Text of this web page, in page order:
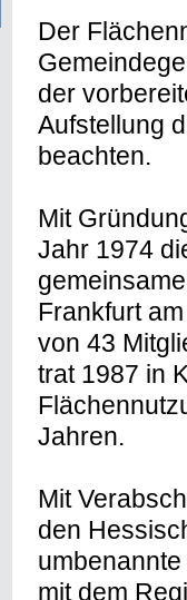
Der
der
Aufstellung
beachten.
Mit
Jahr 1974
Frankfurt
von 43
trat 1987 in
Jahren.
Mit
den
mit dem